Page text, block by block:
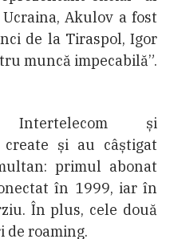
Akulov a fost
de la Tiraspol, Igor
muncă impecabilă”.
Intertelecom și
și au câștigat
primul abonat
în 1999, iar în
În plus, cele două
de roaming.